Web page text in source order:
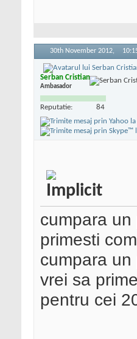
30th November 2012,
Serban Cristian
Ambasador
Reputatie: 84
cumpara
primesti
cumpara
vrei sa
pentru cei